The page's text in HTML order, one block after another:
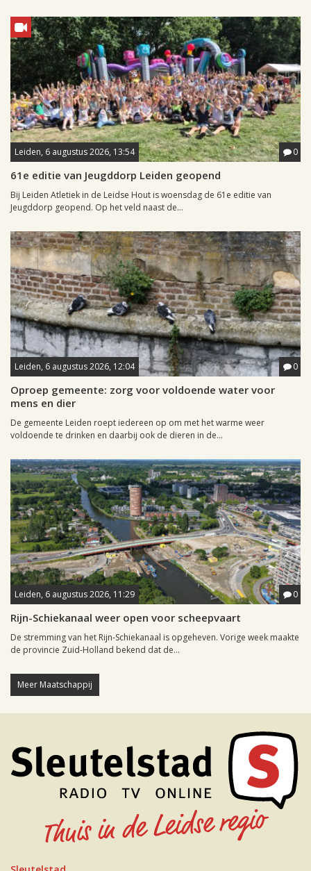
Leiden, 6 augustus 2026, 13:54 0
61e editie van Jeugddorp Leiden geopend
Bij Leiden Atletiek in de Leidse Hout is woensdag de 61e editie van
Jeugddorp geopend. Op het veld naast de...
Leiden, 6 augustus 2026, 12:04 0
Oproep gemeente: zorg voor voldoende water voor
mens en dier
De gemeente Leiden roept iedereen op om met het warme weer
voldoende te drinken en daarbij ook de dieren in de...
Leiden, 6 augustus 2026, 11:29 0
Rijn-Schiekanaal weer open voor scheepvaart
De stremming van het Rijn-Schiekanaal is opgeheven. Vorige week maakte
de provincie Zuid-Holland bekend dat de...
Meer Maatschappij